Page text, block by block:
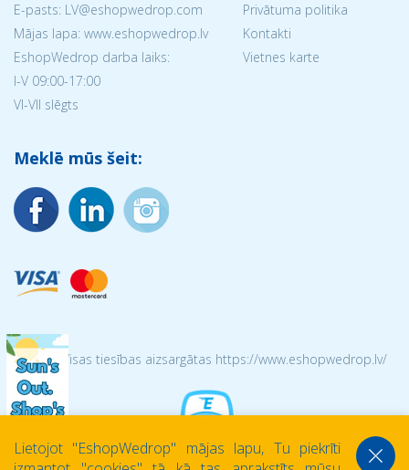
E-pasts: LV@eshopwedrop.com
Mājas lapa: www.eshopwedrop.lv
EshopWedrop darba laiks:
I-V 09:00-17:00
VI-VII slēgts
Privātuma politika
Kontakti
Vietnes karte
Meklē mūs šeit:
© 2026 Visas tiesības aizsargātas https://www.eshopwedrop.lv/
Lietojot ''EshopWedrop'' mājas lapu, Tu piekrīti